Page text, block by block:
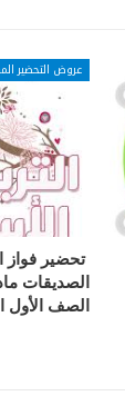
عروض التحضير
تحضير فواز
الصديقات
الصف الأول